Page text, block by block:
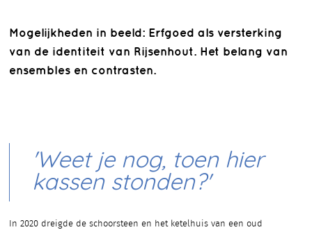
Mogelijkheden in beeld: Erfgoed als versterking
van de identiteit van Rijsenhout. Het belang van
ensembles en contrasten.
'Weet je nog, toen hier
kassen stonden?'
In 2020 dreigde de schoorsteen en het ketelhuis van een oud